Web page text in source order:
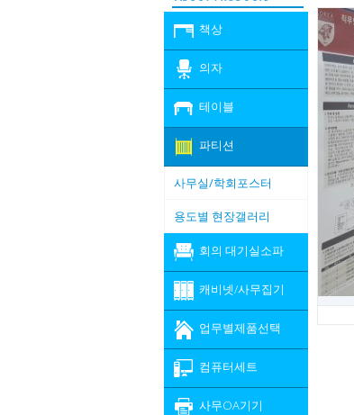
책상
의자
테이블
파티션
사무실/학회포스터
용도별 현장갤러리
회의 대기실소파
캐비넷/사무집기
업무별제품선택
컴퓨터세트
사무OA기기